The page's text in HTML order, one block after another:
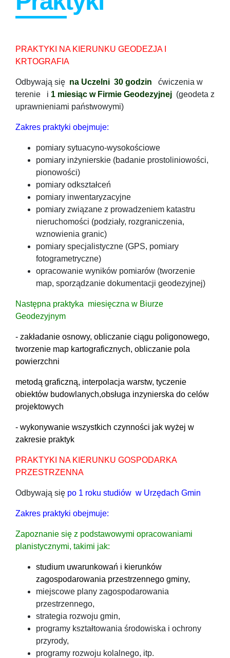
PRAKTYKI NA KIERUNKU GEODEZJA I
KRTOGRAFIA
Odbywają się na Uczelni 30 godzin ćwiczenia w
terenie i 1 miesiąc w Firmie Geodezyjnej (geodeta z
uprawnieniami państwowymi)
Zakres praktyki obejmuje:
pomiary sytuacyno-wysokościowe
pomiary inżynierskie (badanie prostoliniowości,
pionowości)
pomiary odkształceń
pomiary inwentaryzacyjne
pomiary związane z prowadzeniem katastru
nieruchomości (podziały, rozgraniczenia,
wznowienia granic)
pomiary specjalistyczne (GPS, pomiary
fotogrametryczne)
opracowanie wyników pomiarów (tworzenie
map, sporządzanie dokumentacji geodezyjnej)
Następna praktyka miesięczna w Biurze
Geodezyjnym
- zakładanie osnowy, obliczanie ciągu poligonowego,
tworzenie map kartograficznych, obliczanie pola
powierzchni
metodą graficzną, interpolacja warstw, tyczenie
obiektów budowlanych,obsługa inzynierska do celów
projektowych
- wykonywanie wszystkich czynności jak wyżej w
zakresie praktyk
PRAKTYKI NA KIERUNKU GOSPODARKA
PRZESTRZENNA
Odbywają się po 1 roku studiów w Urzędach Gmin
Zakres praktyki obejmuje:
Zapoznanie się z podstawowymi opracowaniami
planistycznymi, takimi jak:
studium uwarunkowań i kierunków
zagospodarowania przestrzennego gminy,
miejscowe plany zagospodarowania
przestrzennego,
strategia rozwoju gmin,
programy kształtowania środowiska i ochrony
przyrody,
programy rozwoju kolalnego, itp.